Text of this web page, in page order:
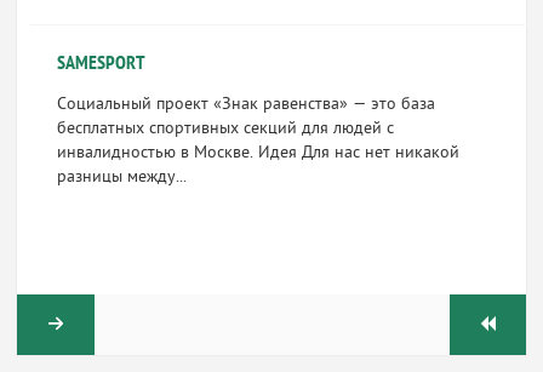
SAMESPORT
Социальный проект «Знак равенства» — это база
бесплатных спортивных секций для людей с
инвалидностью в Москве. Идея Для нас нет никакой
разницы между...